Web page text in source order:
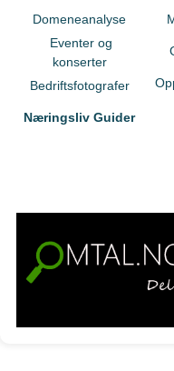
Domeneanalyse
Eventer og
konserter
Bedriftsfotografer
Næringsliv Guider